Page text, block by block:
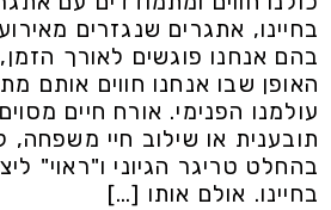
בחיינו, אתגרים שנגזרים
בהם אנחנו פוגשים לאורך
האופן שבו אנחנו חווים אותם
עולמנו הפנימי. אורח חיים
תובענית או שילוב חיי משפחה,
בהחלט טריגר הגיוני ו"ראוי"
בחיינו. אולם אותו […]